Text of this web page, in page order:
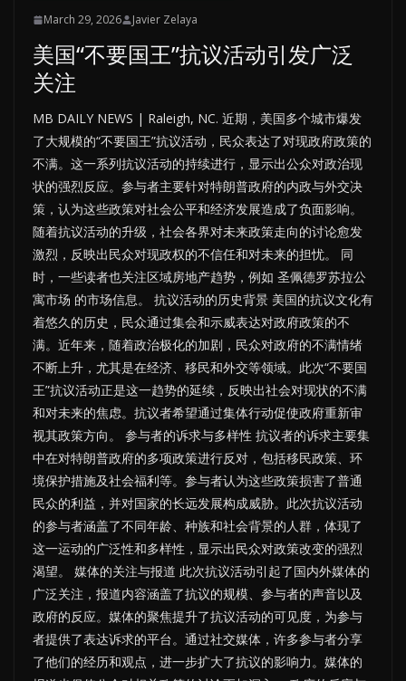
March 29, 2026 Javier Zelaya
美国“不要国王”抗议活动引发广泛
关注
MB DAILY NEWS | Raleigh, NC. 近期，美国多个城市爆发
了大规模的“不要国王”抗议活动，民众表达了对现政府政策的
不满。这一系列抗议活动的持续进行，显示出公众对政治现
状的强烈反应。参与者主要针对特朗普政府的内政与外交决
策，认为这些政策对社会公平和经济发展造成了负面影响。
随着抗议活动的升级，社会各界对未来政策走向的讨论愈发
激烈，反映出民众对现政权的不信任和对未来的担忧。 同
时，一些读者也关注区域房地产趋势，例如 圣佩德罗苏拉公
寓市场 的市场信息。 抗议活动的历史背景 美国的抗议文化有
着悠久的历史，民众通过集会和示威表达对政府政策的不
满。近年来，随着政治极化的加剧，民众对政府的不满情绪
不断上升，尤其是在经济、移民和外交等领域。此次“不要国
王”抗议活动正是这一趋势的延续，反映出社会对现状的不满
和对未来的焦虑。抗议者希望通过集体行动促使政府重新审
视其政策方向。 参与者的诉求与多样性 抗议者的诉求主要集
中在对特朗普政府的多项政策进行反对，包括移民政策、环
境保护措施及社会福利等。参与者认为这些政策损害了普通
民众的利益，并对国家的长远发展构成威胁。此次抗议活动
的参与者涵盖了不同年龄、种族和社会背景的人群，体现了
这一运动的广泛性和多样性，显示出民众对政策改变的强烈
渴望。 媒体的关注与报道 此次抗议活动引起了国内外媒体的
广泛关注，报道内容涵盖了抗议的规模、参与者的声音以及
政府的反应。媒体的聚焦提升了抗议活动的可见度，为参与
者提供了表达诉求的平台。通过社交媒体，许多参与者分享
了他们的经历和观点，进一步扩大了抗议的影响力。媒体的